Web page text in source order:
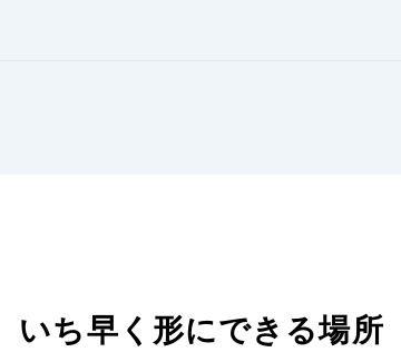
いち早く形にできる場所